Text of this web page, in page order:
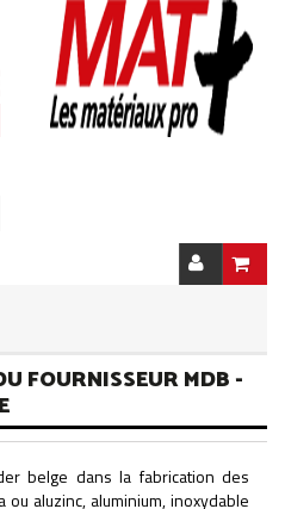
FOURNISSEUR MDB -
belge dans la fabrication des
aluzinc, aluminium, inoxydable